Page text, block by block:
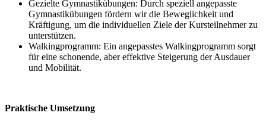
Gezielte Gymnastikübungen: Durch speziell angepasste
Gymnastikübungen fördern wir die Beweglichkeit und
Kräftigung, um die individuellen Ziele der Kursteilnehmer zu
unterstützen.
Walkingprogramm: Ein angepasstes Walkingprogramm sorgt
für eine schonende, aber effektive Steigerung der Ausdauer
und Mobilität.
Praktische Umsetzung